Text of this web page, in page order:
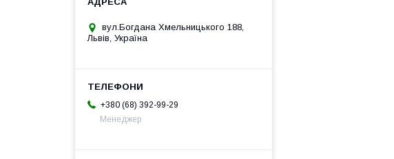
вул.Богдана Хмельницького 188,
Львів, Україна
+380 (68) 392-99-29
Менеджер